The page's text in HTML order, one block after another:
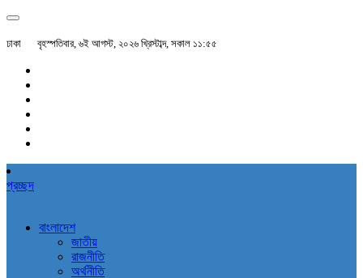
ঢাকা বৃহস্পতিবার, ৬ই আগস্ট, ২০২৬ খ্রিস্টাব্দ, সকাল ১১:৫৫
প্রচ্ছদ
বাংলাদেশ
জাতীয়
রাজনীতি
অর্থনীতি